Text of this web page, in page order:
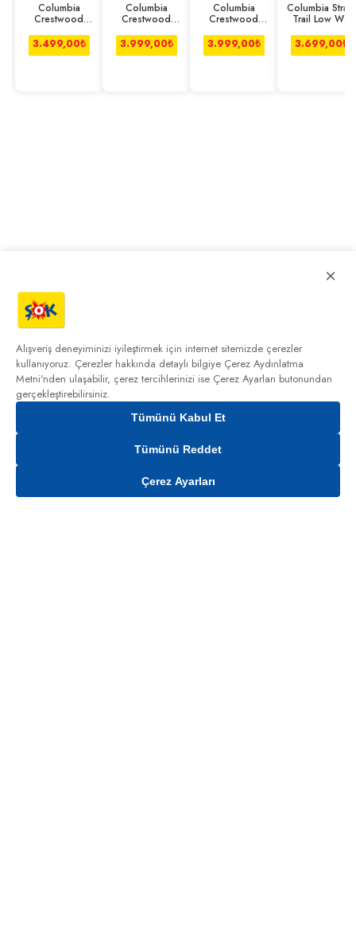
Gelince Haber Ver
Columbia
Crestwood
Kahverengi
3.499,00₺
Columbia
Crestwood
Gri
3.999,00₺
Columbia
Crestwood
3.999,00₺
Columbia Strata
Trail Low Wp
Siyah
3.699,00₺
×
Alışveriş deneyiminizi iyileştirmek için internet sitemizde çerezler
kullanıyoruz. Çerezler hakkında detaylı bilgiye Çerez Aydınlatma
Metni'nden ulaşabilir, çerez tercihlerinizi ise Çerez Ayarları butonundan
gerçekleştirebilirsiniz.
Tümünü Kabul Et
Tümünü Reddet
Çerez Ayarları